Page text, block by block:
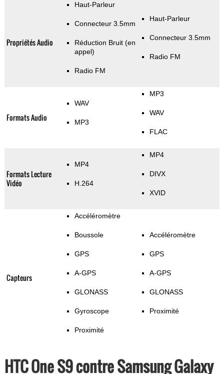
Propriétés Audio
Haut-Parleur
Connecteur 3.5mm
Réduction Bruit (en
appel)
Radio FM
Haut-Parleur
Connecteur 3.5mm
Radio FM
Formats Audio
WAV
MP3
MP3
WAV
FLAC
Formats Lecture
Vidéo
MP4
H.264
MP4
DIVX
XVID
Capteurs
Accéléromètre
Boussole
GPS
A-GPS
GLONASS
Gyroscope
Proximité
Accéléromètre
GPS
A-GPS
GLONASS
Proximité
HTC One S9 contre Samsung Galaxy